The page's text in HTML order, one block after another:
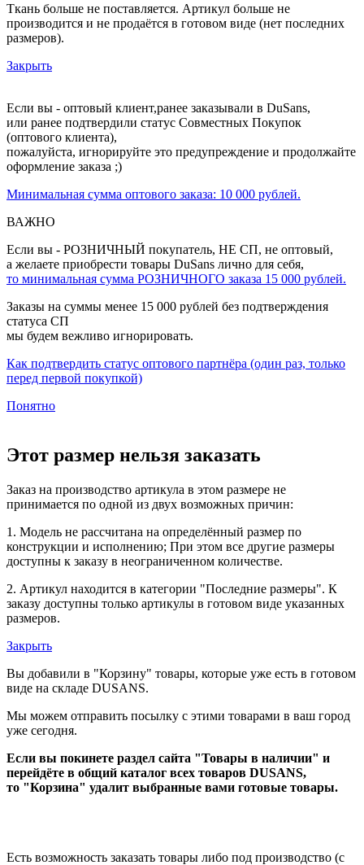
Ткань больше не поставляется. Артикул больше не
производится и не продаётся в готовом виде (нет последних
размеров).
Закрыть
Если вы - оптовый клиент,ранее заказывали в DuSans,
или ранее подтвердили статус Совместных Покупок
(оптового клиента),
пожалуйста, игнорируйте это предупреждение и продолжайте
оформление заказа ;)
Минимальная сумма оптового заказа: 10 000 рублей.
ВАЖНО
Если вы - РОЗНИЧНЫЙ покупатель, НЕ СП, не оптовый,
а желаете приобрести товары DuSans лично для себя,
то минимальная сумма РОЗНИЧНОГО заказа 15 000 рублей.
Заказы на суммы менее 15 000 рублей без подтверждения
статуса СП
мы будем вежливо игнорировать.
Как подтвердить статус оптового партнёра (один раз, только
перед первой покупкой)
Понятно
Этот размер нельзя заказать
Заказ на производство артикула в этом размере не
принимается по одной из двух возможных причин:
1. Модель не рассчитана на определённый размер по
конструкции и исполнению; При этом все другие размеры
доступны к заказу в неограниченном количестве.
2. Артикул находится в категории "Последние размеры". К
заказу доступны только артикулы в готовом виде указанных
размеров.
Закрыть
Вы добавили в "Корзину" товары, которые уже есть в готовом
виде на складе DUSANS.
Мы можем отправить посылку с этими товарами в ваш город
уже сегодня.
Если вы покинете раздел сайта "Товары в наличии" и
перейдёте в общий каталог всех товаров DUSANS,
то "Корзина" удалит выбранные вами готовые товары.
Есть возможность заказать товары либо под производство (с